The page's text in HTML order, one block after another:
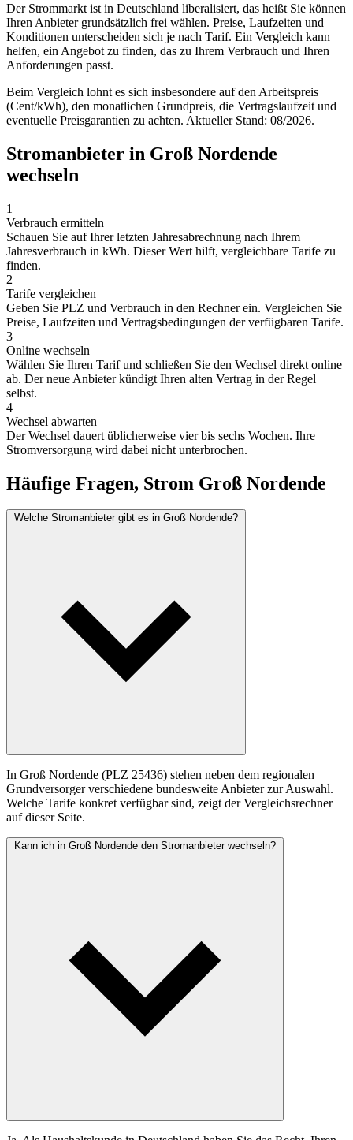
Der Strommarkt ist in Deutschland liberalisiert, das heißt Sie können
Ihren Anbieter grundsätzlich frei wählen. Preise, Laufzeiten und
Konditionen unterscheiden sich je nach Tarif. Ein Vergleich kann
helfen, ein Angebot zu finden, das zu Ihrem Verbrauch und Ihren
Anforderungen passt.
Beim Vergleich lohnt es sich insbesondere auf den Arbeitspreis
(Cent/kWh), den monatlichen Grundpreis, die Vertragslaufzeit und
eventuelle Preisgarantien zu achten. Aktueller Stand: 08/2026.
Stromanbieter in Groß Nordende
wechseln
1
Verbrauch ermitteln
Schauen Sie auf Ihrer letzten Jahresabrechnung nach Ihrem
Jahresverbrauch in kWh. Dieser Wert hilft, vergleichbare Tarife zu
finden.
2
Tarife vergleichen
Geben Sie PLZ und Verbrauch in den Rechner ein. Vergleichen Sie
Preise, Laufzeiten und Vertragsbedingungen der verfügbaren Tarife.
3
Online wechseln
Wählen Sie Ihren Tarif und schließen Sie den Wechsel direkt online
ab. Der neue Anbieter kündigt Ihren alten Vertrag in der Regel
selbst.
4
Wechsel abwarten
Der Wechsel dauert üblicherweise vier bis sechs Wochen. Ihre
Stromversorgung wird dabei nicht unterbrochen.
Häufige Fragen, Strom Groß Nordende
Welche Stromanbieter gibt es in Groß Nordende?
In Groß Nordende (PLZ 25436) stehen neben dem regionalen
Grundversorger verschiedene bundesweite Anbieter zur Auswahl.
Welche Tarife konkret verfügbar sind, zeigt der Vergleichsrechner
auf dieser Seite.
Kann ich in Groß Nordende den Stromanbieter wechseln?